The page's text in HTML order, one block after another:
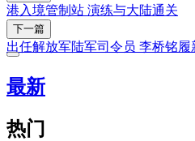
港入境管制站 演练与大陆通关
下一篇
出任解放军陆军司令员 李桥铭
最新
热门